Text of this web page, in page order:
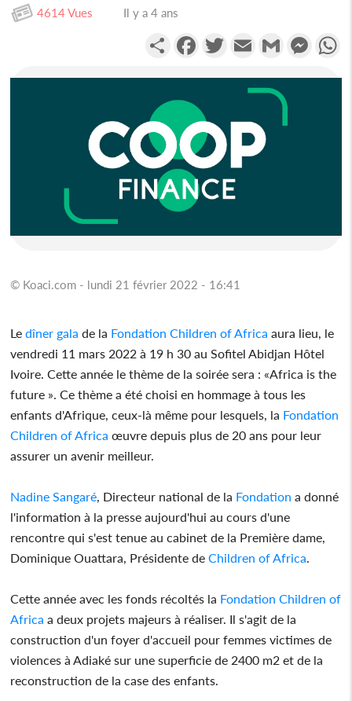
4614 Vues Il y a 4 ans
PartagerFacebookTwitterEmail Gmail
© Koaci.com - lundi 21 février 2022 - 16:41
Ledîner gala de la Fondation Children of Africa aura lieu, le
vendredi 11 mars 2022 à 19 h 30 au Sofitel Abidjan Hôtel
Ivoire. Cette année le thème de la soirée sera : «Africa is the
future ». Ce thème a été choisi en hommage à tous les
enfants d'Afrique, ceux-là même pour lesquels, la Fondation
Children of Africa œuvre depuis plus de 20 ans pour leur
assurer un avenir meilleur.
Nadine Sangaré , Directeur national de la Fondation a donné
l'information à la presse aujourd'hui au cours d'une
rencontre qui s'est tenue au cabinet de la Première dame,
Dominique Ouattara, Présidente deChildren of Africa
Cette année avec les fonds récoltés la Fondation Children of
Africa a deux projets majeurs à réaliser. Il s'agit de la
construction d'un foyer d'accueil pour femmes victimes de
violences à Adiaké sur une superficie de 2400 m2 et de la
reconstruction de la case des enfants.